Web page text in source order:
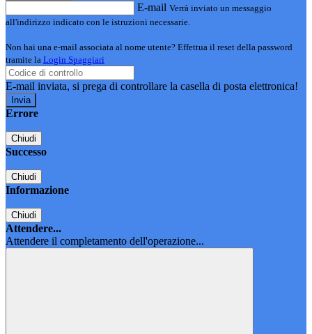
E-mail Verrà inviato un messaggio
all'indirizzo indicato con le istruzioni necessarie.
Non hai una e-mail associata al nome utente? Effettua il reset della password
tramite la Login Spaggiari
E-mail inviata, si prega di controllare la casella di posta elettronica!
Errore
Chiudi
Successo
Chiudi
Informazione
Chiudi
Attendere...
Attendere il completamento dell'operazione...